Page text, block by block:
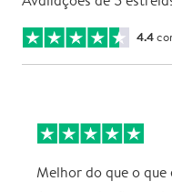
4.4
Melhor do que o